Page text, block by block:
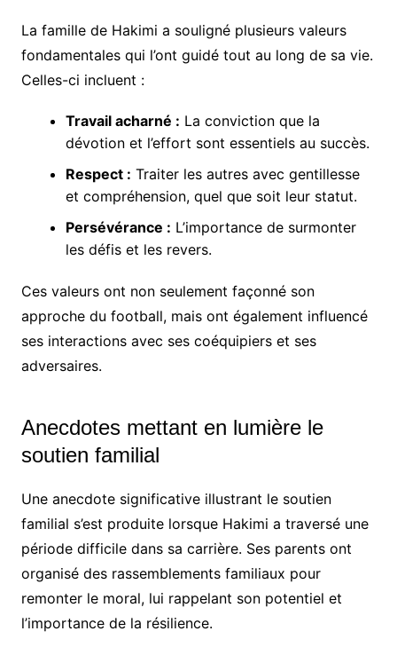
La famille de Hakimi a souligné plusieurs valeurs
fondamentales qui l’ont guidé tout au long de sa vie.
Celles-ci incluent :
Travail acharné : La conviction que la
dévotion et l’effort sont essentiels au succès.
Respect : Traiter les autres avec gentillesse
et compréhension, quel que soit leur statut.
Persévérance : L’importance de surmonter
les défis et les revers.
Ces valeurs ont non seulement façonné son
approche du football, mais ont également influencé
ses interactions avec ses coéquipiers et ses
adversaires.
Anecdotes mettant en lumière le
soutien familial
Une anecdote significative illustrant le soutien
familial s’est produite lorsque Hakimi a traversé une
période difficile dans sa carrière. Ses parents ont
organisé des rassemblements familiaux pour
remonter le moral, lui rappelant son potentiel et
l’importance de la résilience.